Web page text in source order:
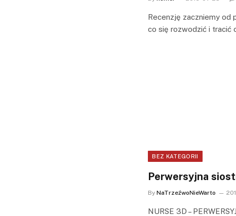
Recenzję zaczniemy od
co się rozwodzić i tracić
BEZ KATEGORII
Perwersyjna
By NaTrzeźwoNieWarto
NURSE 3D –